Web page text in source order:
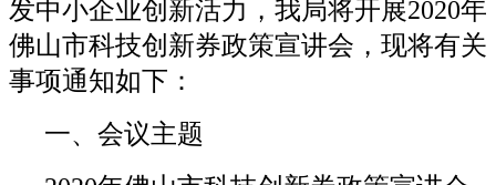
发中小企业创新活力，我局将开展2020年
佛山市科技创新券政策宣讲会，现将有关
事项通知如下：
一、会议主题